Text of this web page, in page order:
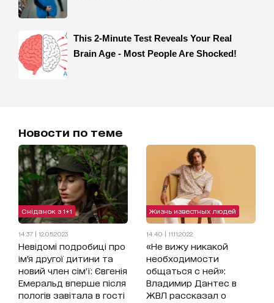
Новости по теме
Сніданок з 1+1
14:37 | 12.05.2023
Невідомі подробиці про
імʼя другої дитини та
новий член сімʼї: Євгенія
Емеральд вперше після
пологів завітала в гості
Жизнь известных людей
14:40 | 11.11.2022
«Не вижу никакой
необходимости
общаться с ней»:
Владимир Дантес в
ЖВЛ рассказал о